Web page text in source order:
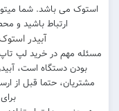
استوک می باشد. شما
ارتباط باشید و
آبیدر
مسئله مهم در خرید لپ
بودن دستگاه است،
مشتریان، حتما قبل از